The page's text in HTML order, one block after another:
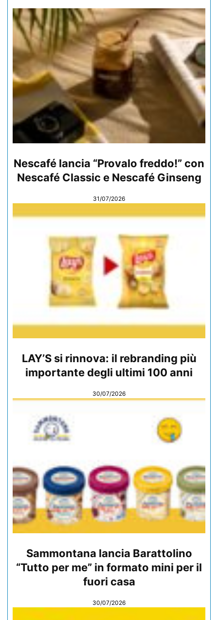
Nescafé lancia “Provalo freddo!” con
Nescafé Classic e Nescafé Ginseng
31/07/2026
LAY’S si rinnova: il rebranding più
importante degli ultimi 100 anni
30/07/2026
Sammontana lancia Barattolino
“Tutto per me” in formato mini per il
fuori casa
30/07/2026